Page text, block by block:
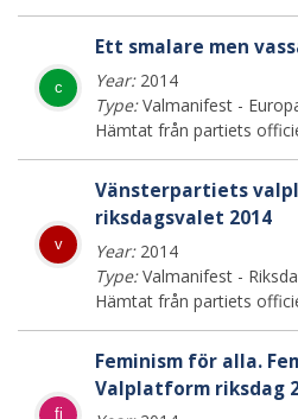
c
Ett smalare men
Year:2014
Type:Valmanifest -
Hämtat från partiets
v
Vänsterpartiets
riksdagsvalet 2014
Year:2014
Type:Valmanifest -
Hämtat från partiets
fi
Feminism för alla.
Valplatform riksdag